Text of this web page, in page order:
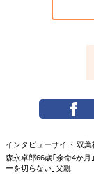
インタビューサイト 双
森永卓郎66歳｢余命4か
ーを切らない｣父親